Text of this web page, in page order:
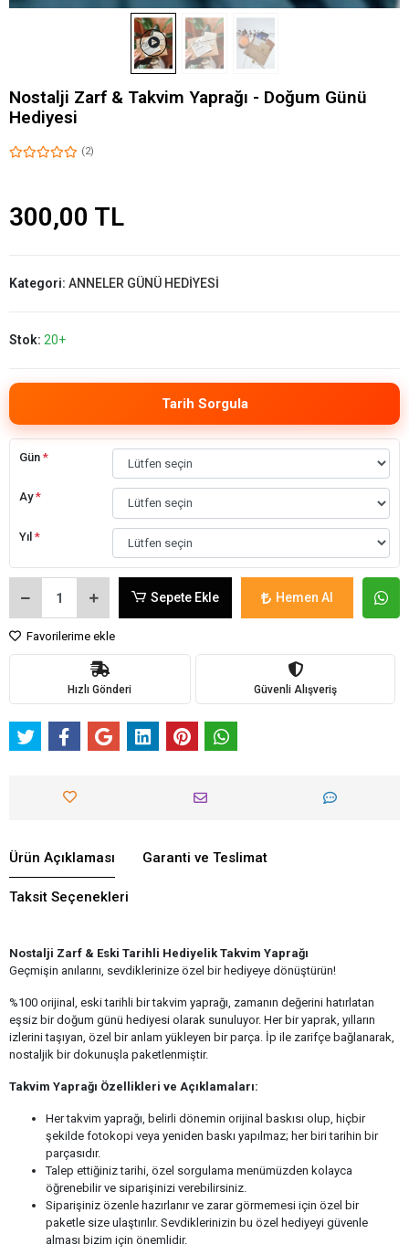
Nostalji Zarf & Takvim Yaprağı - Doğum Günü
Hediyesi
(2)
300,00 TL
Kategori: ANNELER GÜNÜ HEDİYESİ
Stok: 20+
Tarih Sorgula
Gün *
Ay*
Yıl *
Sepete Ekle Hemen Al
Favorilerime ekle
Hızlı Gönderi Güvenli Alışveriş
Ürün Açıklaması Garanti ve Teslimat
Taksit Seçenekleri
Nostalji Zarf & Eski Tarihli Hediyelik Takvim Yaprağı
Geçmişin anılarını, sevdiklerinize özel bir hediyeye dönüştürün!
%100 orijinal, eski tarihli bir takvim yaprağı, zamanın değerini hatırlatan
eşsiz bir doğum günü hediyesi olarak sunuluyor. Her bir yaprak, yılların
izlerini taşıyan, özel bir anlam yükleyen bir parça. İp ile zarifçe bağlanarak,
nostaljik bir dokunuşla paketlenmiştir.
Takvim Yaprağı Özellikleri ve Açıklamaları:
Her takvim yaprağı, belirli dönemin orijinal baskısı olup, hiçbir
şekilde fotokopi veya yeniden baskı yapılmaz; her biri tarihin bir
parçasıdır.
Talep ettiğiniz tarihi, özel sorgulama menümüzden kolayca
öğrenebilir ve siparişinizi verebilirsiniz.
Siparişiniz özenle hazırlanır ve zarar görmemesi için özel bir
paketle size ulaştırılır. Sevdiklerinizin bu özel hediyeyi güvenle
alması bizim için önemlidir.